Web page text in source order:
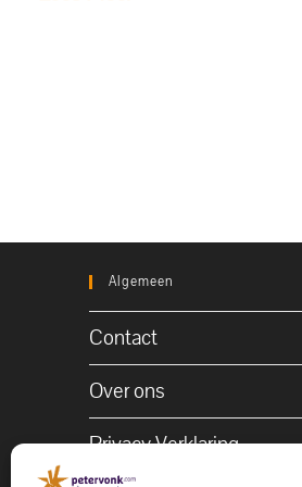
Algemeen
Contact
Over ons
Privacy Verklaring